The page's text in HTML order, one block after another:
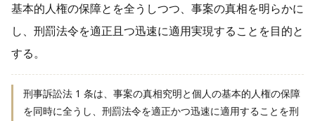
基本的人権の保障とを全うしつつ、事案の真相を明らかに
し、刑罰法令を適正且つ迅速に適用実現することを目的と
する。
刑事訴訟法 1 条は、事案の真相究明と個人の基本的人権の保障
を同時に全うし、刑罰法令を適正かつ迅速に適用することを刑